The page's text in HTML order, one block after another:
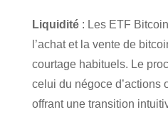
Liquidité: Les ETF
l’achat et la vente de
courtage habituels. Le
celui du négoce d’actions
offrant une transition